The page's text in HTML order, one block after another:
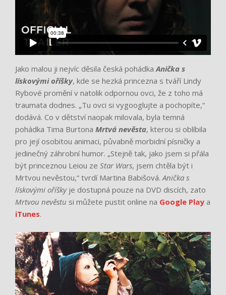
Jako malou ji nejvíc děsila česká pohádka Anička s
lískovými oříšky, kde se hezká princezna s tváří Lindy
Rybové promění v natolik odpornou ovci, že z toho má
traumata dodnes. „Tu ovci si vygooglujte a pochopíte,“
dodává. Co v dětství naopak milovala, byla temná
pohádka Tima Burtona Mrtvá nevěsta, kterou si oblíbila
pro její osobitou animaci, půvabně morbidní písničky a
jedinečný záhrobní humor. „Stejně tak, jako jsem si přála
být princeznou Leiou ze Star Wars, jsem chtěla být i
Mrtvou nevěstou,“ tvrdí Martina Babišová. Anička s
lískovými oříškyje dostupná pouze na DVD discích, zato
Mrtvou nevěstu si můžete pustit online na Google Play a
iTunes.